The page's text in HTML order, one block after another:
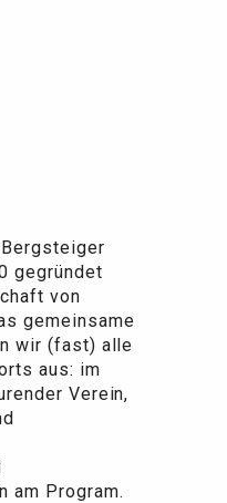
gegründet
von
gemeinsame
wir (fast) alle
aus: im
Verein,
am Program.